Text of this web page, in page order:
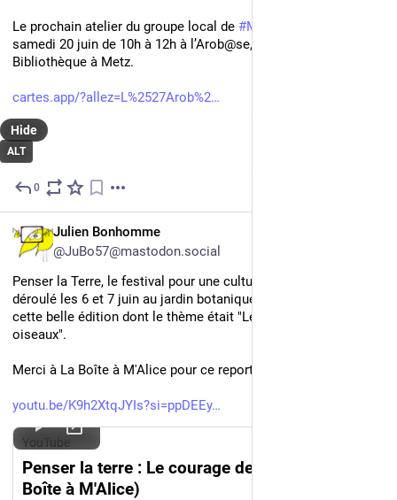
Le prochain atelier du groupe local de #Metz
samedi 20 juin de 10h à 12h à l’Arob@se, 5 place de la
Bibliothèque à Metz.
cartes.app/?allez=L%2527Arob%2
ALT
Hide
0
Julien Bonhomme
@JuBo57@mastodon.social
Penser la Terre, le festival pour une culture du vivant, s'est
déroulé les 6 et 7 juin au jardin botanique de Metz. Revivez
cette belle édition dont le thème était "Le Courage des
oiseaux".
Merci à La Boîte à M'Alice pour ce reportage.
youtu.be/K9h2XtqJYIs?si=ppDEEy
YouTube
Penser la terre : Le courage des Oiseaux (La
Boîte à M'Alice)